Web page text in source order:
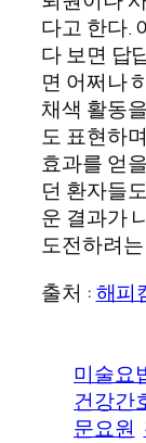
다고 한다.
다 보면 답
면 어쩌나
채색 활동
도 표현하
효과를 얻
던 환자들
운 결과가
도전하려
출처 :해피
미술요
건강간
문요원